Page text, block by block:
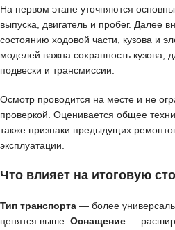
На первом этапе уточняются
выпуска, двигатель и пробег. Далее
состоянию ходовой части, кузова и
моделей важна сохранность кузова,
подвески и трансмиссии.
Осмотр проводится на месте и не
проверкой. Оценивается общее
также признаки предыдущих
эксплуатации.
Что влияет на итоговую
Тип транспорта — более
ценятся выше. Оснащение —